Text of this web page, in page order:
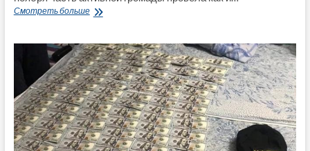
Смотреть большеКак
отметили
День
Достоинства
и
Свободы
21
ноября?